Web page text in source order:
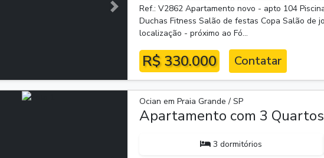
PróximaRef.: V2862 Apartamento novo - apto 104
Duchas Fitness Salão de festas Copa Salão de
localização - próximo ao Fó...
R$ 330.000 Contatar
Ocian em Praia Grande / SP
Apartamento com 3
3 dormitórios